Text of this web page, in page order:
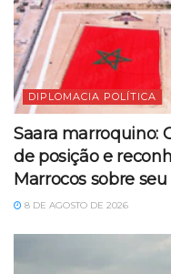
DIPLOMACIA POLÍTICA
Saara marroquino:
de posição e
Marrocos sobre seu
8 DE AGOSTO DE 2026